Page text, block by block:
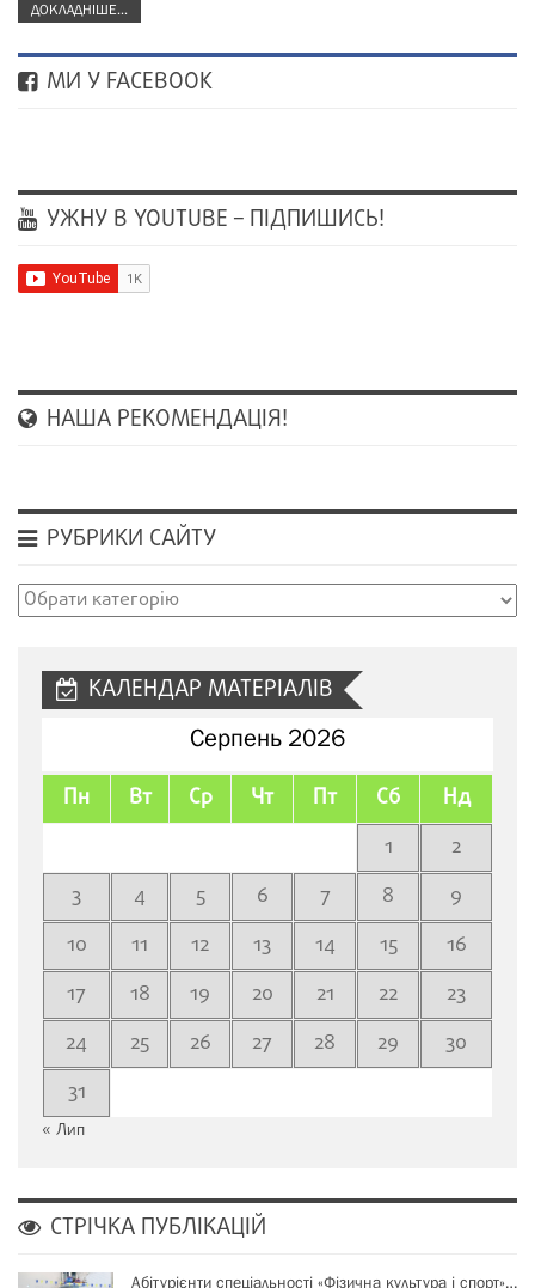
ДОКЛАДНІШЕ...
МИ У FACEBOOK
УЖНУ В YOUTUBE – ПІДПИШИСЬ!
НАША РЕКОМЕНДАЦІЯ!
РУБРИКИ САЙТУ
Рубрики
КАЛЕНДАР МАТЕРІАЛІВ
Серпень 2026
Пн Вт Ср Чт Пт Сб Нд
1
2
3
4 5 6 7 8
9
10
11 12 13 14 15
16
17
18 19 20 21 22
23
24
25 26 27 28 29
30
31
« Лип
СТРІЧКА ПУБЛІКАЦІЙ
Абітурієнти спеціальності «Фізична культура і спорт»…